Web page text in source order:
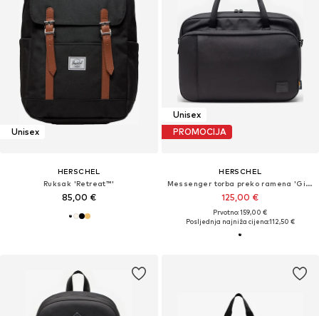
Unisex
HERSCHEL
Ruksak 'Retreat™'
85,00 €
Unisex
PROMOCIJA
HERSCHEL
Messenger torba preko ramena 'Gibson'
125,00 €
Prvotno: 159,00 €
Posljednja najniža cijena:112,50 €